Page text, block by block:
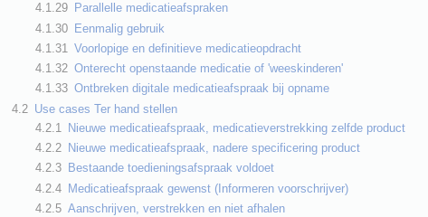
4.1.29 Parallelle medicatieafspraken
4.1.30 Eenmalig gebruik
4.1.31
Voorlopige en definitieve medicatieopdracht
4.1.32 Onterecht openstaande medicatie of 'weeskinderen'
4.1.33 Ontbreken digitale medicatieafspraak bij opname
4.2 Use cases Ter hand stellen
4.2.1
Nieuwe medicatieafspraak, medicatieverstrekking zelfde product
4.2.2 Nieuwe medicatieafspraak, nadere specificering product
4.2.3 Bestaande toedieningsafspraak voldoet
4.2.4 Medicatieafspraak gewenst (Informeren voorschrijver)
4.2.5 Aanschrijven, verstrekken en niet afhalen